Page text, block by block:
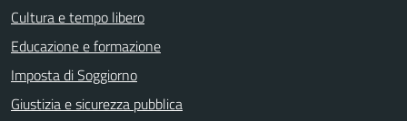
Cultura e tempo libero
Educazione e formazione
Imposta di Soggiorno
Giustizia e sicurezza pubblica